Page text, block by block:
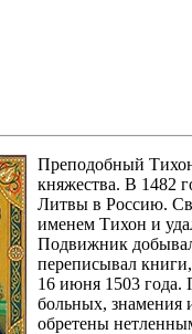
Преподобный
княжества. В 1482
Литвы в Россию.
именем Тихон и
Подвижник
переписывал
16 июня 1503 года.
больных, знамения
обретены